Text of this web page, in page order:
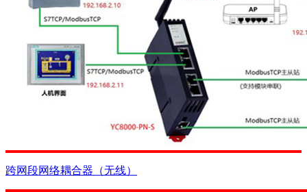
跨网段网络耦合器（无线）